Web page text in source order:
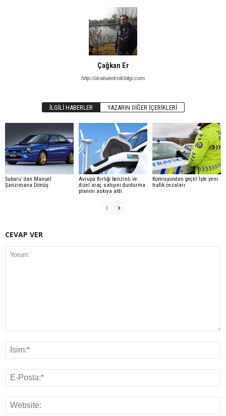
Çağkan Er
http://arabateknikbilgi.com
İLGILI HABERLER YAZARIN DIĞER İÇERIKLERI
Subaru’ dan Manuel
Şanzımana Dönüş
Avrupa Birliği benzinli ve
dizel araç satışını durdurma
planını askıya aldı
Komisyondan geçti! İşte yeni
trafik cezaları
CEVAP VER